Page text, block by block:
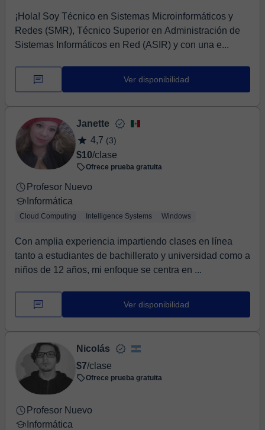
¡Hola! Soy Técnico en Sistemas Microinformáticos y
Redes (SMR), Técnico Superior en Administración de
Sistemas Informáticos en Red (ASIR) y con una e...
Ver disponibilidad
Janette
4,7 (3)
$10/clase
Ofrece prueba gratuita
Profesor Nuevo
Informática
Cloud Computing Intelligence Systems Windows
Con amplia experiencia impartiendo clases en línea
tanto a estudiantes de bachillerato y universidad como a
niños de 12 años, mi enfoque se centra en ...
Ver disponibilidad
Nicolás
$7/clase
Ofrece prueba gratuita
Profesor Nuevo
Informática